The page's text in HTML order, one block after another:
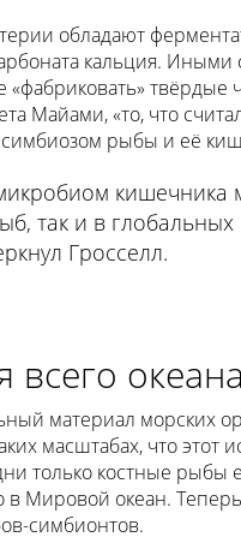
обладают
кальция.
твёрдые
Майами, «то, что
рыбы и её
кишечника
так и в глобальных
Гросселл.
всего океана
материал морских
масштабах, что этот
только костные рыбы
в Мировой океан.
симбионтов.